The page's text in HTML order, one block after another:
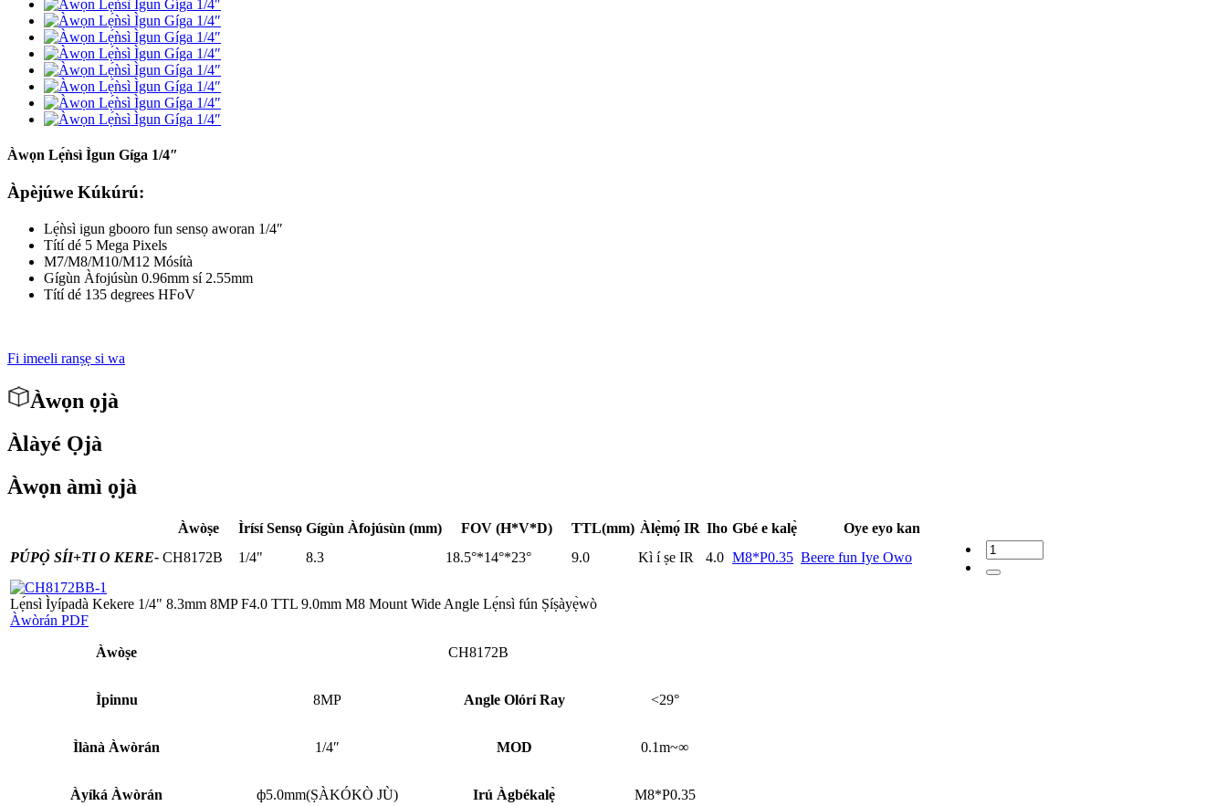
Àwọn Lẹ́ǹsì Ìgun Gíga 1/4″
Àpèjúwe Kúkúrú:
Lẹ́ǹsì igun gbooro fun sensọ aworan 1/4″
Títí dé 5 Mega Pixels
M7/M8/M10/M12 Mósítà
Gígùn Àfojúsùn 0.96mm sí 2.55mm
Títí dé 135 degrees HFoV
Fi imeeli ranṣẹ si wa
Àwọn ọjà
Àlàyé Ọjà
Àwọn àmì ọjà
Àwòṣe Ìrísí Sensọ Gígùn Àfojúsùn (mm) FOV (H*V*D) TTL(mm) Àlẹ̀mọ́ IR Iho Gbé e kalẹ̀
Oye eyo kan
PÚPỌ̀ SÍI+TI O KERE- CH8172B 1/4" 8.3 18.5°*14°*23° 9.0 Kì í ṣe IR 4.0 M8*P0.35 Beere fun Iye Owo
Lẹ́nsì Ìyípadà Kekere 1/4" 8.3mm 8MP F4.0 TTL 9.0mm M8 Mount Wide Angle Lẹ́nsì fún Ṣíṣàyẹ̀wò
Àwòrán PDF
Àwòṣe CH8172B
Ìpinnu 8MP Angle Olórí Ray <29°
Ìlànà Àwòrán 1/4″ MOD 0.1m~∞
Àyíká Àwòrán ф5.0mm(ṢÀKÓKÒ JÙ) Irú Àgbékalẹ̀ M8*P0.35